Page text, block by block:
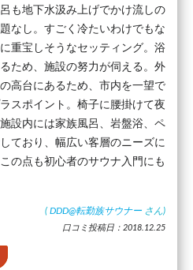
も地下水汲み上げでかけ流しの
なし。すごく冷たいわけでもな
重宝しそうなセッティング。浴
ため、施設の努力が伺える。外
高台にあるため、市内を一望で
スポイント。椅子に腰掛けて夜
設内には家族風呂、岩盤浴、ペ
ており、幅広い客層のニーズに
の点も初心者のサウナ入門にも
( DDD@転勤族サウナー さん)
口コミ投稿日：2018.12.25